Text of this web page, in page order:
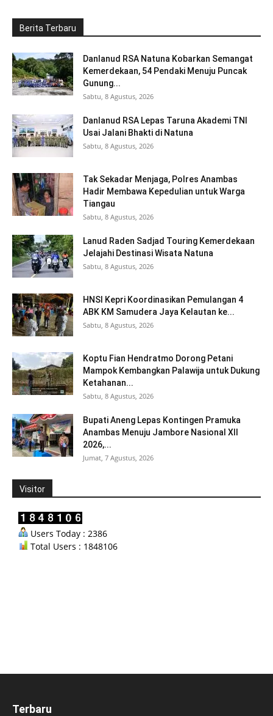
Berita Terbaru
Danlanud RSA Natuna Kobarkan Semangat
Kemerdekaan, 54 Pendaki Menuju Puncak
Gunung...
Sabtu, 8 Agustus, 2026
Danlanud RSA Lepas Taruna Akademi TNI
Usai Jalani Bhakti di Natuna
Sabtu, 8 Agustus, 2026
Tak Sekadar Menjaga, Polres Anambas
Hadir Membawa Kepedulian untuk Warga
Tiangau
Sabtu, 8 Agustus, 2026
Lanud Raden Sadjad Touring Kemerdekaan
Jelajahi Destinasi Wisata Natuna
Sabtu, 8 Agustus, 2026
HNSI Kepri Koordinasikan Pemulangan 4
ABK KM Samudera Jaya Kelautan ke...
Sabtu, 8 Agustus, 2026
Koptu Fian Hendratmo Dorong Petani
Mampok Kembangkan Palawija untuk Dukung
Ketahanan...
Sabtu, 8 Agustus, 2026
Bupati Aneng Lepas Kontingen Pramuka
Anambas Menuju Jambore Nasional XII
2026,...
Jumat, 7 Agustus, 2026
Visitor
Users Today : 2386
Total Users : 1848106
Terbaru